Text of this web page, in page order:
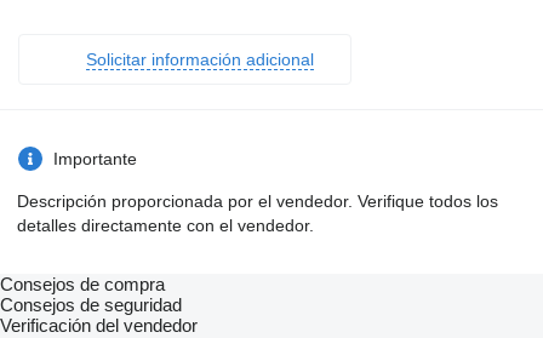
Solicitar información adicional
Importante
Descripción proporcionada por el vendedor. Verifique todos los
detalles directamente con el vendedor.
Consejos de compra
Consejos de seguridad
Verificación del vendedor